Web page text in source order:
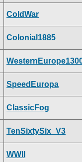
ColdWar
Colonial1885
SpeedEuropa
ClassicFog
TenSixtySix_V3
WWII